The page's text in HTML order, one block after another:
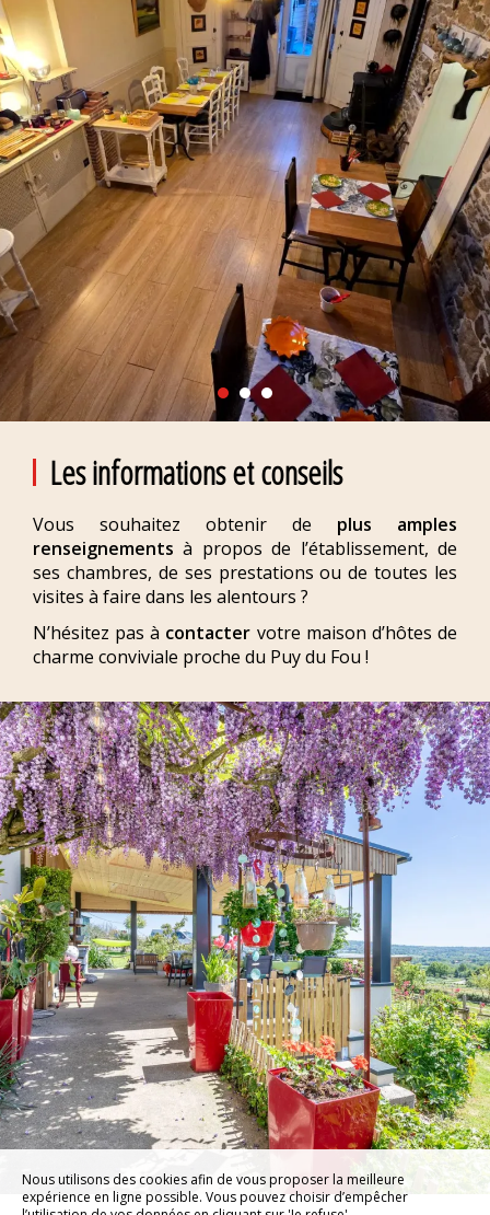
Les informations et conseils
Vous souhaitez obtenir de plus amples
renseignements à propos de l’établissement, de
ses chambres, de ses prestations ou de toutes les
visites à faire dans les alentours ?
N’hésitez pas à contacter votre maison d’hôtes de
charme conviviale proche du Puy du Fou !
Nous utilisons des cookies afin de vous proposer la meilleure
expérience en ligne possible. Vous pouvez choisir d’empêcher